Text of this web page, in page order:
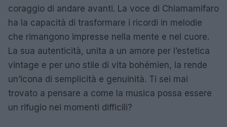
coraggio di andare avanti. La voce di Chiamamifaro
ha la capacità di trasformare i ricordi in melodie
che rimangono impresse nella mente e nel cuore.
La sua autenticità, unita a un amore per l’estetica
vintage e per uno stile di vita bohémien, la rende
un’icona di semplicità e genuinità. Ti sei mai
trovato a pensare a come la musica possa essere
un rifugio nei momenti difficili?